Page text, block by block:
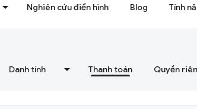
Nghiên cứu điển hình Blog Tính
Danh tính Thanh toán Quyền